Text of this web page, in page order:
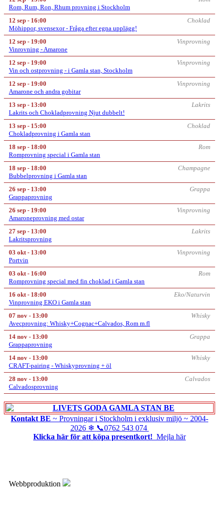
Rom, Rum, Ron, Rhum provning i Stockholm
12 sep - 16:00
Choklad
Möhippor, svensexor - Fråga efter egna upplägg!
12 sep - 19:00
Vinprovning
Vinrovning - Amarone
12 sep - 19:00
Vinprovning
Vin och ostprovning - i Gamla stan, Stockholm
12 sep - 19:00
Vinprovning
Amarone och andra gobitar
13 sep - 13:00
Lakrits
Lakrits och Chokladprovning Njut dubbelt!
13 sep - 15:00
Choklad
Chokladprovning i Gamla stan
18 sep - 18:00
Rom
Romprovning special i Gamla stan
18 sep - 18:00
Champagne
Bubbelprovning i Gamla stan
26 sep - 13:00
Grappa
Grappaprovning
26 sep - 19:00
Vinprovning
Amaroneprovning med ostar
27 sep - 13:00
Lakrits
Lakritsprovning
03 okt - 13:00
Vinprovning
Portvin
03 okt - 16:00
Rom
Romprovning special med fin choklad i Gamla stan
16 okt - 18:00
Eko/Naturvin
Vinprovning EKO i Gamla stan
07 nov - 13:00
Whisky
Avecprovning: Whisky+Cognac+Calvados, Rom m.fl
14 nov - 13:00
Grappa
Grappaprovning
14 nov - 13:00
Whisky
CRAFT-pairing - Whiskyprovning + öl
28 nov - 13:00
Calvados
Calvadosprovning
Kontakt BE ~ Provningar i Stockholm i exklusiv miljö ~ 2004-
2026❄ 📞0762 543 074
Klicka här för att köpa presentkort! Mejla här
Webbproduktion